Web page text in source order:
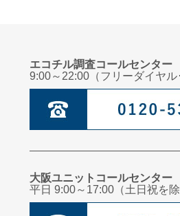
エコチル調査コールセンター
9:00～22:00（フリーダイヤル
大阪ユニットコールセンター
平日 9:00～17:00（土日祝を除